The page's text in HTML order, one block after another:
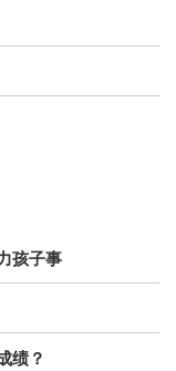
孩子事
绩？